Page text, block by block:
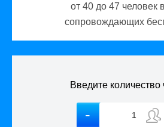
от 40 до 47 человек
сопровождающих
Введите количество